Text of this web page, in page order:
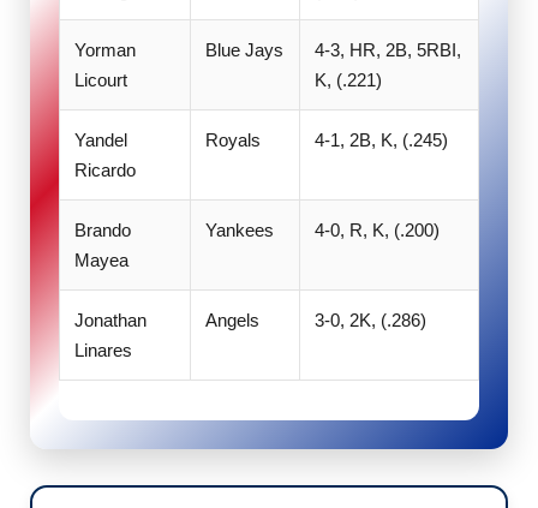
Yorman
Licourt
Blue Jays
4-3, HR, 2B, 5RBI,
K, (.221)
Yandel
Ricardo
Royals 4-1, 2B, K, (.245)
Brando
Mayea
Yankees 4-0, R, K, (.200)
Jonathan
Linares
Angels 3-0, 2K, (.286)